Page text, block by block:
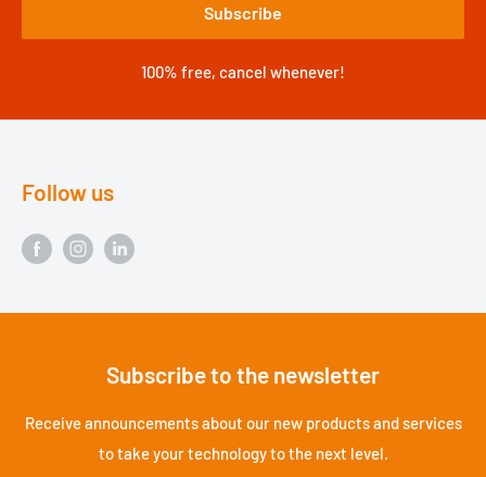
Subscribe
100% free, cancel whenever!
Follow us
Subscribe to the newsletter
Receive announcements about our new products and services
to take your technology to the next level.